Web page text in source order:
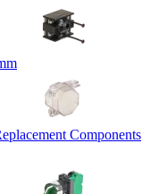
Components